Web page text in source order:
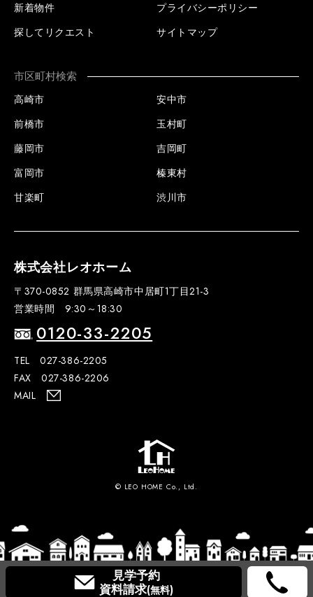
新着物件
探してリクエスト
プライバシーポリシー
サイトマップ
市区町村検索
高崎市
前橋市
藤岡市
富岡市
甘楽町
安中市
玉村町
吉岡町
榛東村
渋川市
株式会社レオホーム
〒370-0852 群馬県高崎市中居町1丁目21-3
営業時間 9:30～18:30
0120-33-2205
TEL 027-386-2205
FAX 027-386-2206
MAIL
© LEO HOME Co., Ltd.
見学予約
資料請求(無料)